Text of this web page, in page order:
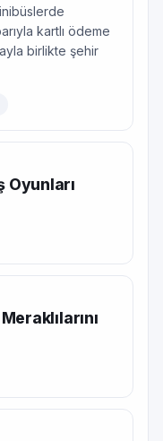
kartlı ödeme
birlikte şehir
Oyunları